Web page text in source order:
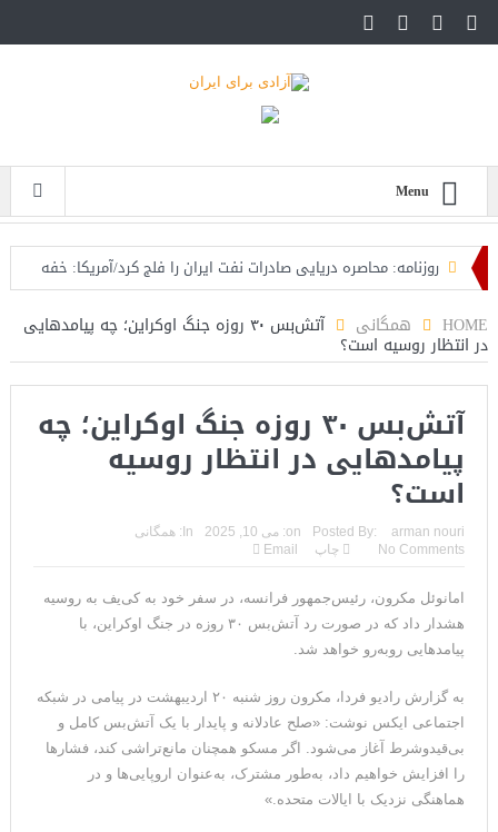
Menu
روزنامه: محاصره دریایی صادرات نفت ایران را فلج کرد/آمریکا: خفه
تحلیلگر سعودی: این توافق‌نامه پیامی بازدارنده در برابر حکومت
ایران است
مقام آمریکایی: تصورِ بازنده بودن برای ترامپ غیرقابل‌تحمل
است+فیلم: تحلیل
مقامات آمریکایی: برخی گزارش‌ها موجب گستاخ‌تر شدن حکومت
ایران خواهد شد
خبرگزاری سپاه پاسداران: رهگیری اهداف متخاصم در نزدیکی جزیره
قشم
تحلیلگر حکومتی: تفاهم هرمز پایان بحران نیست؛ خطر جنگ همچنان
پابرجاست
ایران؛ واکنش ترامپ و معاونش به اقدام تفرقه‌افکنان/سفر ژنرال
منیر به عربستان
HOME همگانی آتش‌بس ۳۰ روزه جنگ اوکراین؛ چه پیامدهایی
در انتظار روسیه است؟
آتش‌بس ۳۰ روزه جنگ اوکراین؛ چه
پیامدهایی در انتظار روسیه
است؟
Posted By: arman nouri
on: می 10, 2025 In:
همگانی
No Comments
چاپ Email
امانوئل مکرون، رئیس‌جمهور فرانسه، در سفر خود به کی‌یف به روسیه
هشدار داد که در صورت رد آتش‌بس ۳۰ روزه در جنگ اوکراین، با
پیامدهایی روبه‌رو خواهد شد.
به گزارش رادیو فردا، مکرون روز شنبه ۲۰ اردیبهشت در پیامی در شبکه
اجتماعی ایکس نوشت: «صلح عادلانه و پایدار با یک آتش‌بس کامل و
بی‌قیدوشرط آغاز می‌شود. اگر مسکو همچنان مانع‌تراشی کند، فشارها
را افزایش خواهیم داد، به‌طور مشترک، به‌عنوان اروپایی‌ها و در
هماهنگی نزدیک با ایالات متحده.»